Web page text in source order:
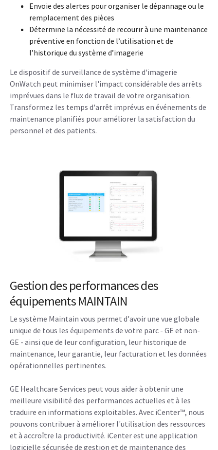
Envoie des alertes pour organiser le dépannage ou le
remplacement des pièces
Détermine la nécessité de recourir à une maintenance
préventive en fonction de l’utilisation et de
l’historique du système d’imagerie
Le dispositif de surveillance de système d'imagerie
OnWatch peut minimiser l'impact considérable des arrêts
imprévues dans le flux de travail de votre organisation.
Transformez les temps d'arrêt imprévus en événements de
maintenance planifiés pour améliorer la satisfaction du
personnel et des patients.
Gestion des performances des
équipements MAINTAIN
Le système Maintain vous permet d'avoir une vue globale
unique de tous les équipements de votre parc - GE et non-
GE - ainsi que de leur configuration, leur historique de
maintenance, leur garantie, leur facturation et les données
opérationnelles pertinentes.
GE Healthcare Services peut vous aider à obtenir une
meilleure visibilité des performances actuelles et à les
traduire en informations exploitables. Avec iCenter™, nous
pouvons contribuer à améliorer l'utilisation des ressources
et à accroître la productivité. iCenter est une application
logicielle sécurisée de gestion et de maintenance des